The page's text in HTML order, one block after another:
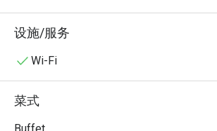
中弥漫着开放式厨房传来的阵阵香气与
的国际自助餐，菜式横跨精致的马来西亚
度及中式特色佳肴。优雅的环境吸引了众
们纷至沓来，只为沉浸于吉隆坡备受赞誉
无论是享用快捷晚餐，还是想惬意地消磨
里的体验都将让您终身难忘：
设施/服务
Wi-Fi
菜式